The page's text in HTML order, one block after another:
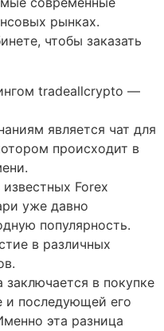
рынках.
чтобы заказать
tradeallcrypto —
является чат для
происходит в
Forex
уже давно
популярность.
в различных
в покупке
и последующей его
эта разница